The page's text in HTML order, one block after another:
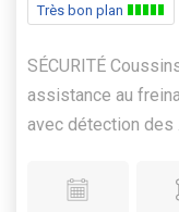
Très bon plan
SÉCURITÉ
assistance au
avec détection des